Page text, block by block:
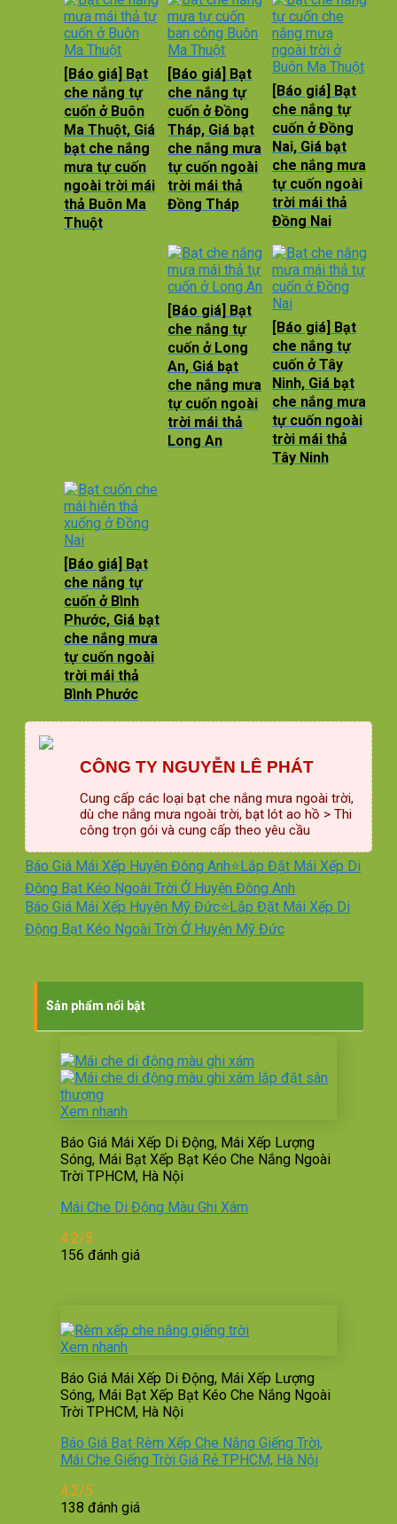
[Báo giá] Bạt
che nắng tự
cuốn ở Buôn
Ma Thuột, Giá
bạt che nắng
mưa tự cuốn
ngoài trời mái
thả Buôn Ma
Thuột
[Báo giá] Bạt
che nắng tự
cuốn ở Đồng
Tháp, Giá bạt
che nắng mưa
tự cuốn ngoài
trời mái thả
Đồng Tháp
[Báo giá] Bạt
che nắng tự
cuốn ở Đồng
Nai, Giá bạt
che nắng mưa
tự cuốn ngoài
trời mái thả
Đồng Nai
[Báo giá] Bạt
che nắng tự
cuốn ở Long
An, Giá bạt
che nắng mưa
tự cuốn ngoài
trời mái thả
Long An
[Báo giá] Bạt
che nắng tự
cuốn ở Tây
Ninh, Giá bạt
che nắng mưa
tự cuốn ngoài
trời mái thả
Tây Ninh
[Báo giá] Bạt
che nắng tự
cuốn ở Bình
Phước, Giá bạt
che nắng mưa
tự cuốn ngoài
trời mái thả
Bình Phước
CÔNG TY NGUYỄN LÊ PHÁT
Cung cấp các loại bạt che nắng mưa ngoài trời,
dù che nắng mưa ngoài trời, bạt lót ao hồ > Thi
công trọn gói và cung cấp theo yêu cầu
Báo Giá Mái Xếp Huyện Đông Anh⭐Lắp Đặt Mái Xếp Di
Động Bạt Kéo Ngoài Trời Ở Huyện Đông Anh
Báo Giá Mái Xếp Huyện Mỹ Đức⭐Lắp Đặt Mái Xếp Di
Động Bạt Kéo Ngoài Trời Ở Huyện Mỹ Đức
Sản phẩm nổi bật
Xem nhanh
Báo Giá Mái Xếp Di Động, Mái Xếp Lượng
Sóng, Mái Bạt Xếp Bạt Kéo Che Nắng Ngoài
Trời TPHCM, Hà Nội
Mái Che Di Động Màu Ghi Xám
4.2/5
156 đánh giá
Xem nhanh
Báo Giá Mái Xếp Di Động, Mái Xếp Lượng
Sóng, Mái Bạt Xếp Bạt Kéo Che Nắng Ngoài
Trời TPHCM, Hà Nội
Báo Giá Bạt Rèm Xếp Che Nắng Giếng Trời,
Mái Che Giếng Trời Giá Rẻ TPHCM, Hà Nội
4.2/5
138 đánh giá